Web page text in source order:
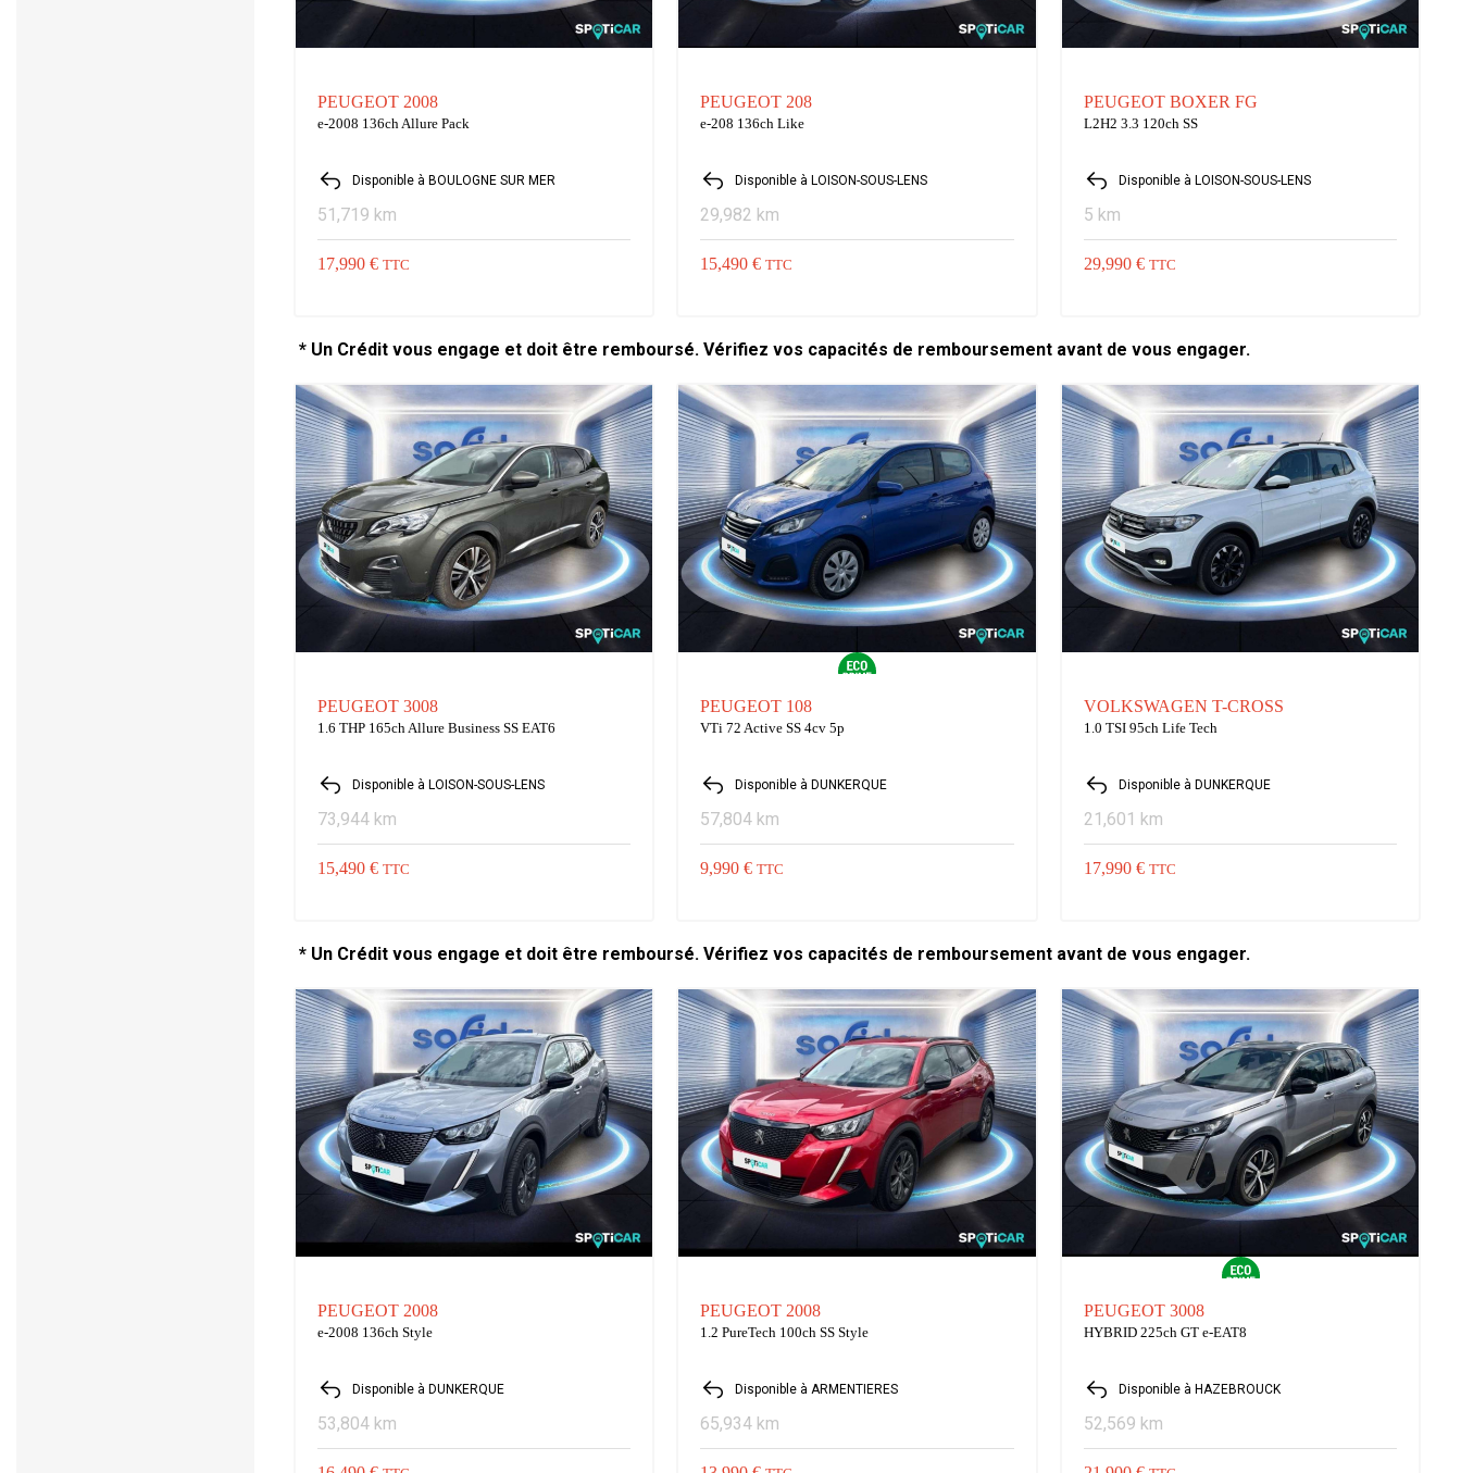
PEUGEOT 2008
e-2008 136ch Allure Pack
Disponible à BOULOGNE SUR MER
51,719 km
17,990 € TTC
PEUGEOT 208
e-208 136ch Like
Disponible à LOISON-SOUS-LENS
29,982 km
15,490 €TTC
PEUGEOT BOXER FG
L2H2 3.3 120ch SS
Disponible à LOISON-SOUS-LENS
5 km
29,990 € TTC
* Un Crédit vous engage et doit être remboursé. Vérifiez vos capacités de remboursement avant de vous engager.
PEUGEOT 3008
1.6 THP 165ch Allure Business SS EAT6
Disponible à LOISON-SOUS-LENS
73,944 km
15,490 € TTC
PEUGEOT 108
VTi 72 Active SS 4cv 5p
Disponible à DUNKERQUE
57,804 km
9,990 €TTC
VOLKSWAGEN T-CROSS
1.0 TSI 95ch Life Tech
Disponible à DUNKERQUE
21,601 km
17,990 € TTC
* Un Crédit vous engage et doit être remboursé. Vérifiez vos capacités de remboursement avant de vous engager.
PEUGEOT 2008
e-2008 136ch Style
Disponible à DUNKERQUE
53,804 km
PEUGEOT 2008
1.2 PureTech 100ch SS Style
Disponible à ARMENTIERES
65,934 km
PEUGEOT 3008
HYBRID 225ch GT e-EAT8
Disponible à HAZEBROUCK
52,569 km